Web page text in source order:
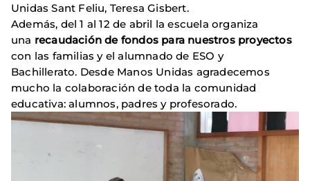
Unidas Sant Feliu, Teresa Gisbert.
Además, del 1 al 12 de abril la escuela organiza
una recaudación de fondos para nuestros proyectos
con las familias y el alumnado de ESO y
Bachillerato. Desde Manos Unidas agradecemos
mucho la colaboración de toda la comunidad
educativa: alumnos, padres y profesorado.